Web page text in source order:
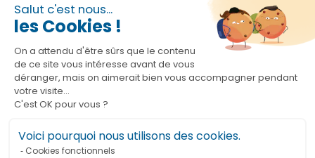
Salut c'est nous...
les Cookies !
On a attendu d'être sûrs que le contenu
de ce site vous intéresse avant de vous
déranger, mais on aimerait bien vous accompagner pendant
votre visite...
C'est OK pour vous ?
Voici pourquoi nous utilisons des cookies.
Cookies fonctionnels